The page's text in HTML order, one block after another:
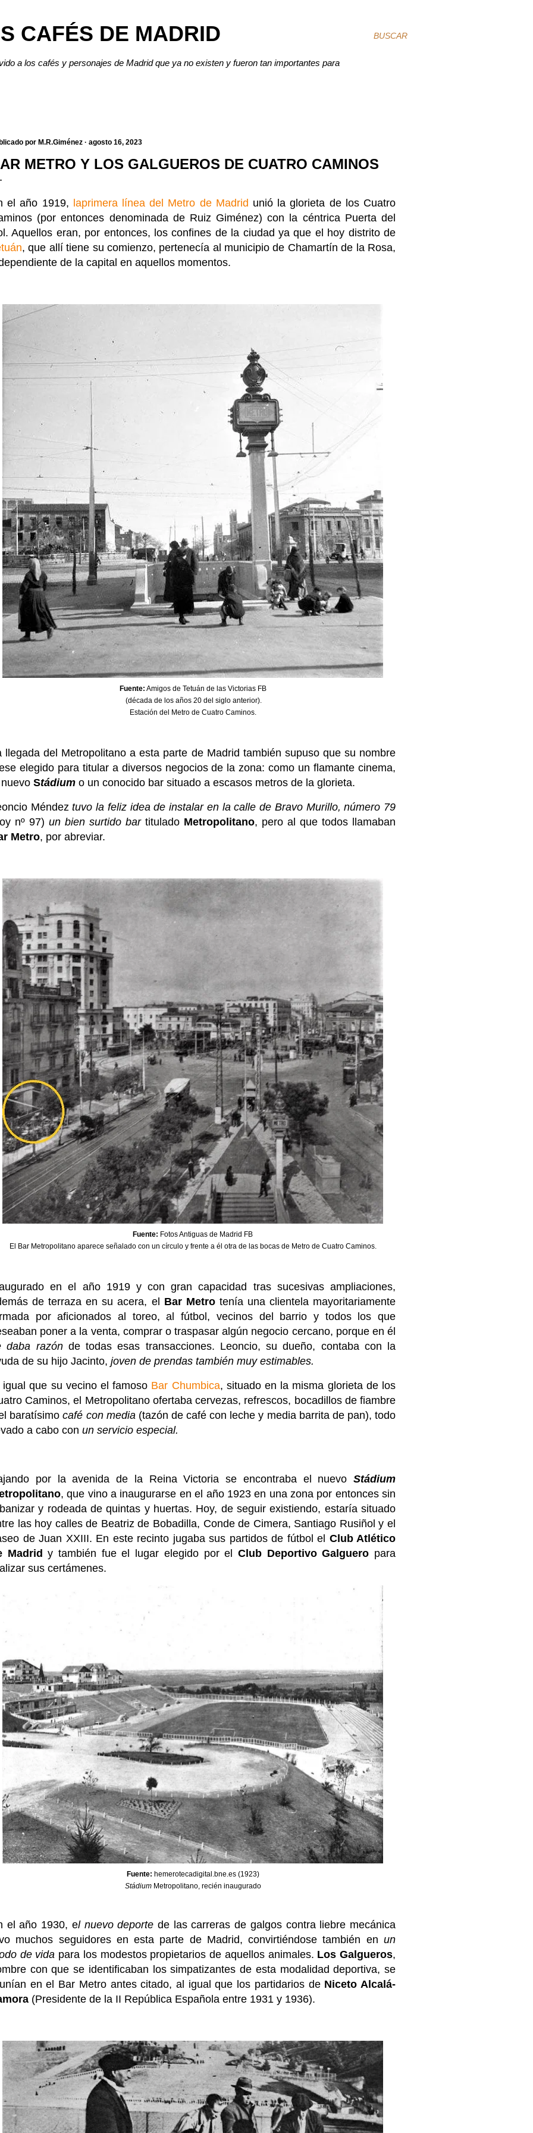
BUSCAR
CAFÉS DE MADRID
a los cafés y personajes de Madrid que ya no existen y fueron tan importantes para
por M.R.Giménez agosto 16, 2023
METRO Y LOS GALGUEROS DE CUATRO CAMINOS
el año 1919, laprimera línea del Metro de Madrid unió la glorieta de los Cuatro
(por entonces denominada de Ruiz Giménez) con la céntrica Puerta del
Aquellos eran, por entonces, los confines de la ciudad ya que el hoy distrito de
, que allí tiene su comienzo, pertenecía al municipio de Chamartín de la Rosa,
de la capital en aquellos momentos.
Fuente: Amigos de Tetuán de las Victorias FB
(década de los años 20 del siglo anterior).
Estación del Metro de Cuatro Caminos.
llegada del Metropolitano a esta parte de Madrid también supuso que su nombre
elegido para titular a diversos negocios de la zona: como un flamante cinema,
Stádium o un conocido bar situado a escasos metros de la glorieta.
Méndeztuvo la feliz idea de instalar en la calle de Bravo Murillo, número 79
nº 97) un bien surtido bar titulado Metropolitano, pero al que todos llamaban
Metro, por abreviar.
Fuente: Fotos Antiguas de Madrid FB
El Bar Metropolitano aparece señalado con un círculo y frente a él otra de las bocas de Metro de Cuatro Caminos.
en el año 1919 y con gran capacidad tras sucesivas ampliaciones,
de terraza en su acera, el Bar Metrotenía una clientela mayoritariamente
por aficionados al toreo, al fútbol, vecinos del barrio y todos los que
poner a la venta, comprar o traspasar algún negocio cercano, porque en él
daba razón de todas esas transacciones. Leoncio, su dueño, contaba con la
de su hijo Jacinto, joven de prendas también muy estimables.
igual que su vecino el famoso Bar Chumbica, situado en la misma glorieta de los
Caminos, el Metropolitano ofertaba cervezas, refrescos, bocadillos de fiambre
baratísimocafé con media (tazón de café con leche y media barrita de pan), todo
a cabo con un servicio especial.
por la avenida de la Reina Victoria se encontraba el nuevo Stádium
, que vino a inaugurarse en el año 1923 en una zona por entonces sin
y rodeada de quintas y huertas. Hoy, de seguir existiendo, estaría situado
las hoy calles de Beatriz de Bobadilla, Conde de Cimera, Santiago Rusiñol y el
de Juan XXIII. En este recinto jugaba sus partidos de fútbol el Club Atlético
Madrid y también fue el lugar elegido por el Club Deportivo Galguero para
sus certámenes.
Fuente: hemerotecadigital.bne.es (1923)
Stádium Metropolitano, recién inaugurado
el año 1930, el nuevo deportede las carreras de galgos contra liebre mecánica
muchos seguidores en esta parte de Madrid, convirtiéndose también en un
de vida para los modestos propietarios de aquellos animales. Los Galgueros,
con que se identificaban los simpatizantes de esta modalidad deportiva, se
en el Bar Metro antes citado, al igual que los partidarios de Niceto Alcalá-
(Presidente de la II República Española entre 1931 y 1936).